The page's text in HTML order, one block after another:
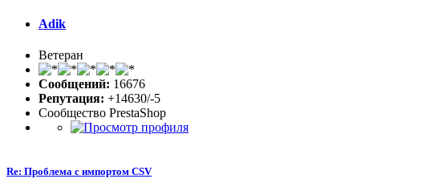
Adik
Ветеран
Сообщений: 16676
Репутация: +14630/-5
Сообщество PrestaShop
Re: Проблема с импортом CSV